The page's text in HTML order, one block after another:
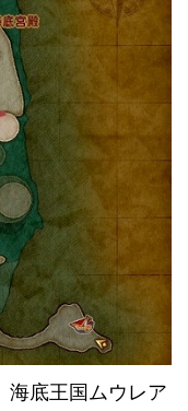
海底王国ムウレア